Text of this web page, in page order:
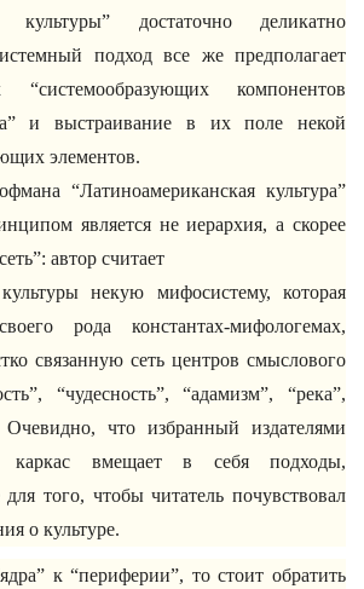
достаточно деликатно
подход все же предполагает
компонентов
и выстраивание в их поле некой
элементов.
“Латиноамериканская культура”
является не иерархия, а скорее
автор считает
некую мифосистему, которая
рода константах-мифологемах,
связанную сеть центров смыслового
“чудесность”, “адамизм”, “река”,
что избранный издателями
каркас вмещает в себя подходы,
для того, чтобы читатель почувствовал
о культуре.
к “периферии”, то стоит обратить